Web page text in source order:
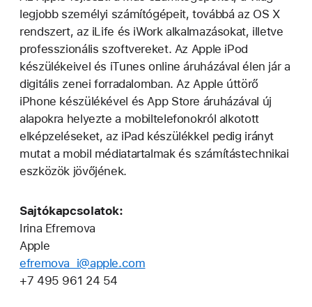
legjobb személyi számítógépeit, továbbá az OS X
rendszert, az iLife és iWork alkalmazásokat, illetve
professzionális szoftvereket. Az Apple iPod
készülékeivel és iTunes online áruházával élen jár a
digitális zenei forradalomban. Az Apple úttörő
iPhone készülékével és App Store áruházával új
alapokra helyezte a mobiltelefonokról alkotott
elképzeléseket, az iPad készülékkel pedig irányt
mutat a mobil médiatartalmak és számítástechnikai
eszközök jövőjének.
Sajtókapcsolatok:
Irina Efremova
Apple
efremova_i@apple.com
+7 495 961 24 54